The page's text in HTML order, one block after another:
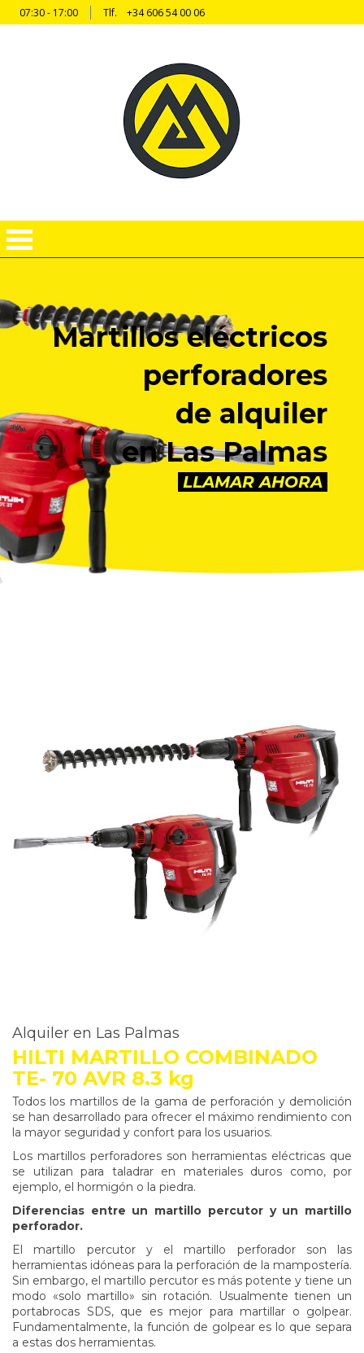
07:30 - 17:00 Tlf. +34 606 54 00 06
Martillos eléctricos
perforadores
de alquiler
en Las Palmas
LLAMAR AHORA
Alquiler en Las Palmas
HILTI MARTILLO COMBINADO
TE- 70 AVR 8.3 kg
Todos los martillos de la gama de perforación y demolición
se han desarrollado para ofrecer el máximo rendimiento con
la mayor seguridad y confort para los usuarios.
Los martillos perforadores son herramientas eléctricas que
se utilizan para taladrar en materiales duros como, por
ejemplo, el hormigón o la piedra.
Diferencias entre un martillo percutor y un martillo
perforador.
El martillo percutor y el martillo perforador son las
herramientas idóneas para la perforación de la mampostería.
Sin embargo, el martillo percutor es más potente y tiene un
modo «solo martillo» sin rotación. Usualmente tienen un
portabrocas SDS, que es mejor para martillar o golpear.
Fundamentalmente, la función de golpear es lo que separa
a estas dos herramientas.